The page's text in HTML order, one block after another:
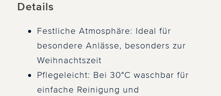
Details
Festliche Atmosphäre: Ideal für
besondere Anlässe, besonders zur
Weihnachtszeit
Pflegeleicht: Bei 30°C waschbar für
einfache Reinigung und